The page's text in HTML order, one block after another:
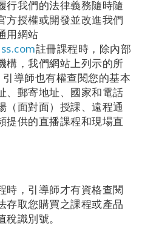
行我們的法律義務隨時隨
方授權或開發並改進我們
用網站
註冊課程時，除內部
構，我們網站上列示的所
導師也有權查閱您的基本
、郵寄地址、國家和電話
（面對面）授課、遠程通
提供的直播課程和現場直
時，引導師才有資格查閱
存取您購買之課程或產品
識別號。